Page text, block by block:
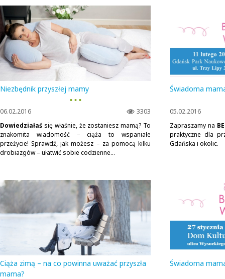
Niezbędnik przyszłej mamy
▪ ▪ ▪
3303
06.02.2016
Dowiedziałaś się właśnie, że zostaniesz mamą? To
znakomita wiadomość – ciąża to wspaniałe
przeżycie! Sprawdź, jak możesz – za pomocą kilku
drobiazgów – ułatwić sobie codzienne...
Świadoma
05.02.2016
Zapraszamy na
praktyczne dla
Gdańska i okolic.
Ciąża zimą – na co powinna uważać przyszła
mama?
Świadoma